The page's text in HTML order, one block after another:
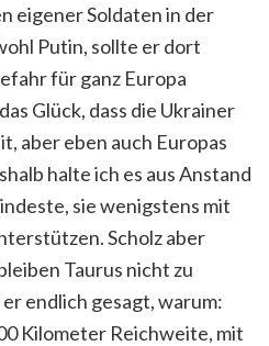
eigener Soldaten in der
Putin, sollte er dort
für ganz Europa
Glück, dass die Ukrainer
aber eben auch Europas
halte ich es aus Anstand
sie wenigstens mit
Scholz aber
Taurus nicht zu
endlich gesagt, warum:
Kilometer Reichweite, mit